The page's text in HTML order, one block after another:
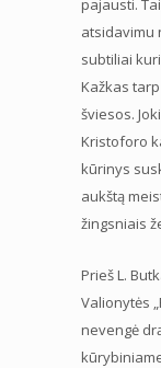
atsidavimu
subtiliai
Kažkas
šviesos.
Kristoforo
kūrinys
aukštą
žingsniais
Prieš L.
Valionytės
nevengė